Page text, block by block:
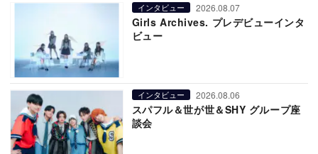
インタビュー 2026.08.07
Girls Archives. プレデビューインタ
ビュー
インタビュー 2026.08.06
スパフル＆世が世＆SHY グループ座
談会